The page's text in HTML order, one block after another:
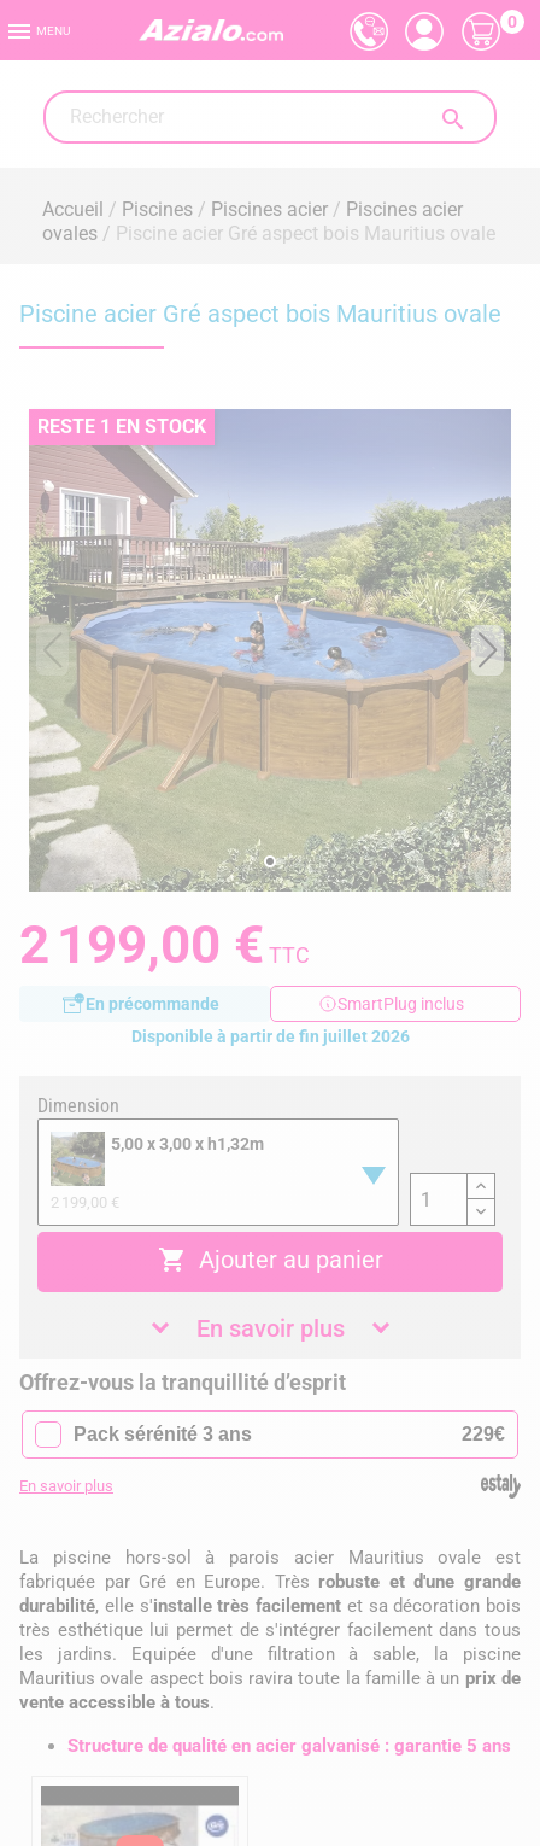
 MENU

0
Accueil Piscines Piscines acier
Piscines acier
ovales
Piscine acier Gré aspect bois Mauritius ovale
Piscine acier Gré aspect bois Mauritius ovale
RESTE 1 EN STOCK
2 199,00 € TTC
SmartPlug inclus
En précommande
Disponible à partir de fin juillet 2026
Dimension
5,00 x 3,00 x h1,32m
2 199,00 €
 Ajouter au panier
En savoir plus
Offrez-vous la tranquillité d’esprit
✓ Pack sérénité 3 ans 229€
En savoir plus
La piscine hors-sol à parois acier Mauritius ovale est
fabriquée par Gré en Europe. Très robuste et d'une grande
durabilité, elle s'installe très facilement et sa décoration bois
très esthétique lui permet de s'intégrer facilement dans tous
les jardins. Equipée d'une filtration à sable, la piscine
Mauritius ovale aspect bois ravira toute la famille à un prix de
vente accessible à tous.
Structure de qualité en acier galvanisé : garantie 5 ans